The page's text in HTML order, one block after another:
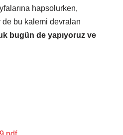
hapsolurken,
de bu kalemi devralan
bugün de yapıyoruz ve